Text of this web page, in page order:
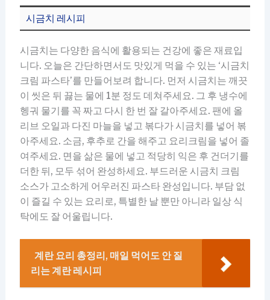
시금치 레시피
시금치는 다양한 음식에 활용되는 건강에 좋은 재료입
니다. 오늘은 간단하면서도 맛있게 먹을 수 있는 ‘시금치
크림 파스타’를 만들어보려 합니다. 먼저 시금치는 깨끗
이 씻은 뒤 끓는 물에 1분 정도 데쳐주세요. 그 후 냉수에
헹궈 물기를 꼭 짜고 다시 한 번 잘 갈아주세요. 팬에 올
리브 오일과 다진 마늘을 넣고 볶다가 시금치를 넣어 볶
아주세요. 소금, 후추로 간을 해주고 요리크림을 넣어 졸
여주세요. 면을 삶은 물에 넣고 적당히 익은 후 건더기를
더한 뒤, 모두 섞어 완성하세요. 부드러운 시금치 크림
소스가 고소하게 어우러진 파스타 완성입니다. 부담 없
이 즐길 수 있는 요리로, 특별한 날 뿐만 아니라 일상 식
탁에도 잘 어울립니다.
계란 요리 총정리, 매일 먹어도 안 질
리는 계란 레시피